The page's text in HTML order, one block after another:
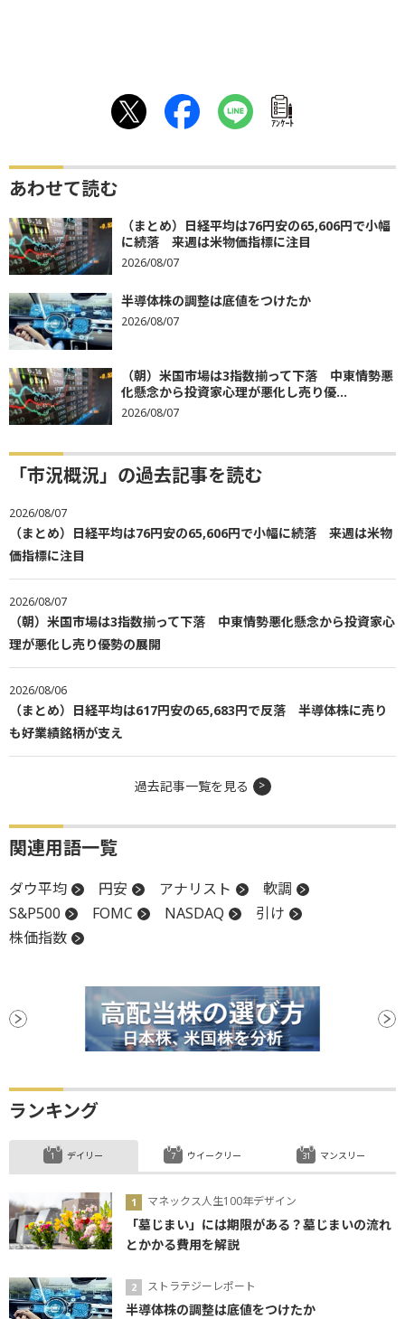
ｱﾝｹｰﾄ
あわせて読む
（まとめ）日経平均は76円安の65,606円で小幅
に続落 来週は米物価指標に注目
2026/08/07
半導体株の調整は底値をつけたか
2026/08/07
（朝）米国市場は3指数揃って下落 中東情勢悪
化懸念から投資家心理が悪化し売り優...
2026/08/07
「市況概況」の過去記事を読む
2026/08/07
（まとめ）日経平均は76円安の65,606円で小幅に続落 来週は米物
価指標に注目
2026/08/07
（朝）米国市場は3指数揃って下落 中東情勢悪化懸念から投資家心
理が悪化し売り優勢の展開
2026/08/06
（まとめ）日経平均は617円安の65,683円で反落 半導体株に売り
も好業績銘柄が支え
過去記事一覧を見る
関連用語一覧
ダウ平均 円安 アナリスト
軟調
S&P500
FOMC NASDAQ
引け
株価指数
ランキング
デイリー
マネックス人生100年デザイン
「墓じまい」には期限がある？墓じまいの流れ
とかかる費用を解説
ストラテジーレポート
半導体株の調整は底値をつけたか
ウイークリー マンスリー